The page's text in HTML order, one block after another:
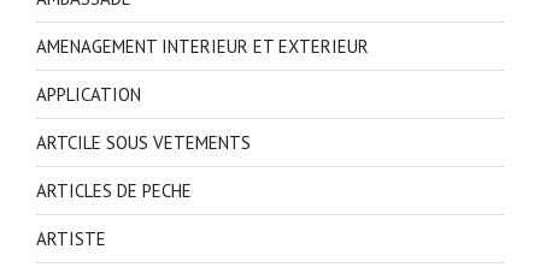
AMENAGEMENT INTERIEUR ET EXTERIEUR
APPLICATION
ARTCILE SOUS VETEMENTS
ARTICLES DE PECHE
ARTISTE